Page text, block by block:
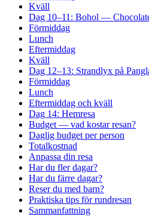
Kväll
Dag 10–11: Bohol —
Förmiddag
Lunch
Eftermiddag
Kväll
Dag 12–13: Strandlyx på
Förmiddag
Lunch
Eftermiddag och kväll
Dag 14: Hemresa
Budget — vad kostar resan?
Daglig budget per person
Totalkostnad
Anpassa din resa
Har du fler dagar?
Har du färre dagar?
Reser du med barn?
Praktiska tips för rundresan
Sammanfattning